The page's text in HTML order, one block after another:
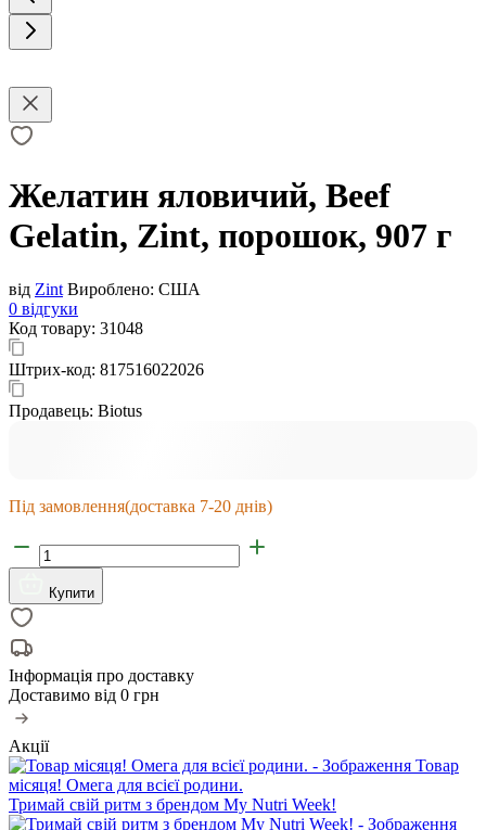
Желатин яловичий, Beef
Gelatin, Zint, порошок, 907 г
від Zint Вироблено: США
0 відгуки
Код товару: 31048
Штрих-код: 817516022026
Продавець: Biotus
Під замовлення(доставка 7-20 днів)
Купити
Інформація про доставку
Доставимо від 0 грн
Акції
Товар
місяця! Омега для всієї родини.
Тримай свій ритм з брендом My Nutri Week!